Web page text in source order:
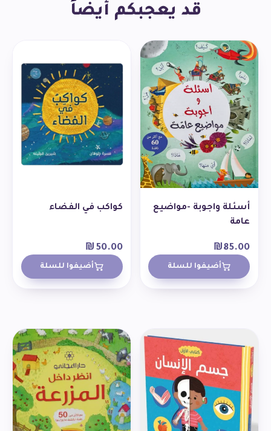
قد يعجبكم أيضاً
أسئلة واجوبة -مواضيع
عامة
₪85.00
أضيفوا للسلة
كواكب في الفضاء
₪ 50.00
أضيفوا للسلة